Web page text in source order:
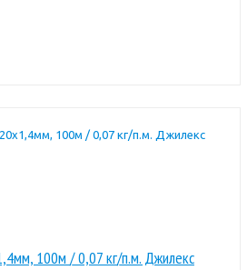
100м / 0,07 кг/п.м. Джилекс